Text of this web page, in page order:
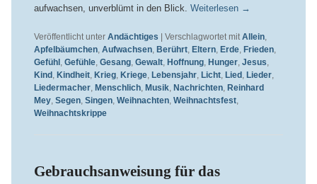
aufwachsen, unverblümt in den Blick. Weiterlesen →
Veröffentlicht unter Andächtiges | Verschlagwortet mit Allein,
Apfelbäumchen, Aufwachsen, Berührt, Eltern, Erde, Frieden,
Gefühl, Gefühle, Gesang, Gewalt, Hoffnung, Hunger, Jesus,
Kind, Kindheit, Krieg, Kriege, Lebensjahr, Licht, Lied, Lieder,
Liedermacher, Menschlich, Musik, Nachrichten, Reinhard
Mey, Segen, Singen, Weihnachten, Weihnachtsfest,
Weihnachtskrippe
Gebrauchsanweisung für das